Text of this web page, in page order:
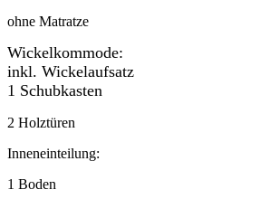
ohne Matratze
Wickelkommode:
inkl. Wickelaufsatz
1 Schubkasten
2 Holztüren
Inneneinteilung:
1 Boden